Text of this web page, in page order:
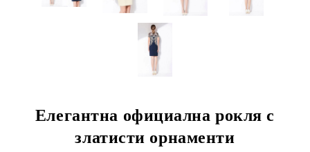
Елегантна официална рокля с
златисти орнаменти